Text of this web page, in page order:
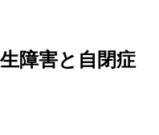
障害と自閉症